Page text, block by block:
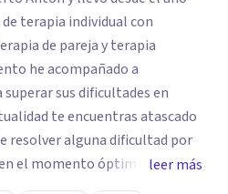
terapia individual con
de pareja y terapia
he acompañado a
sus dificultades en
te encuentras atascado
resolver alguna dificultad por
el momento óptimo para
es acompañarte, durante el
leer más